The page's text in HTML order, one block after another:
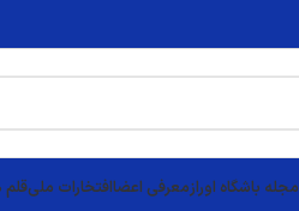
مجله باشگاه اورازمعرفی اعضاافتخارات ملیقلم